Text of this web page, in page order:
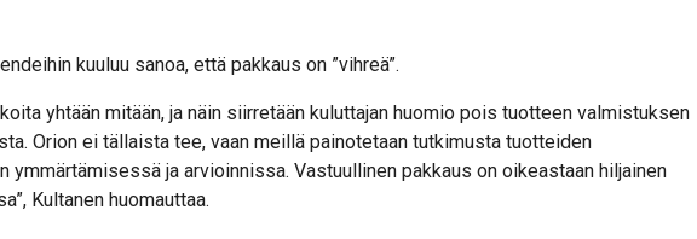
kuuluu sanoa, että pakkaus on ”vihreä”.
yhtään mitään, ja näin siirretään kuluttajan huomio pois tuotteen valmistuksen
Orion ei tällaista tee, vaan meillä painotetaan tutkimusta tuotteiden
ymmärtämisessä ja arvioinnissa. Vastuullinen pakkaus on oikeastaan hiljainen
Kultanen huomauttaa.